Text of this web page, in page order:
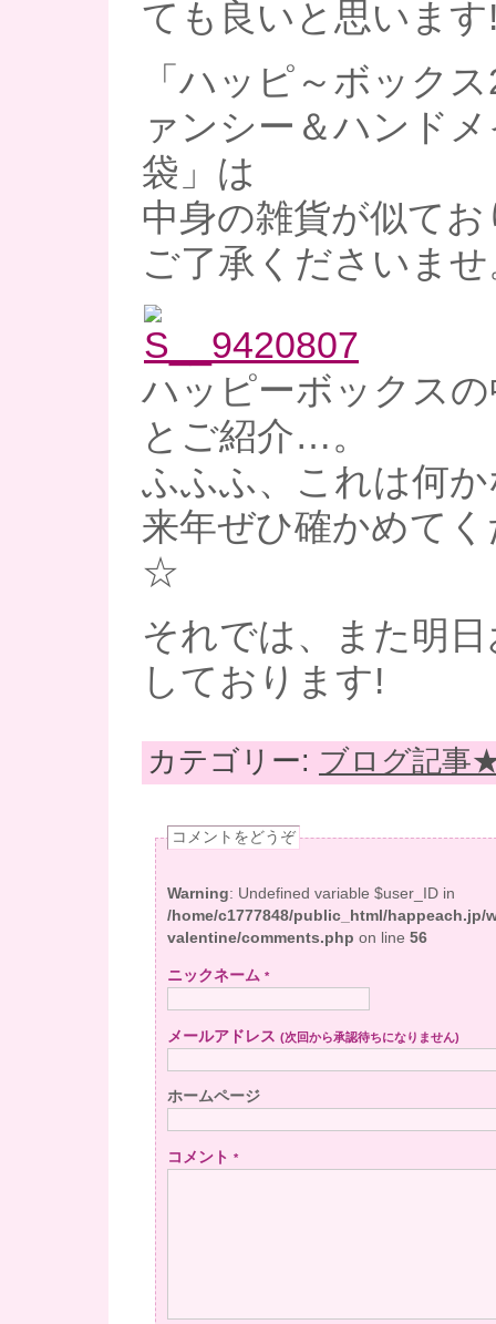
ても良いと思います
「ハッピ～ボック
ァンシー＆ハンド
袋」は
中身の雑貨が似て
ご了承くださいませ
ハッピーボックス
とご紹介…。
ふふふ、これは何
来年ぜひ確かめて
☆
それでは、また明
しております!
カテゴリー: ブログ記事
コメントをどうぞ
Warning
: Undefined variable $user_ID in
/home/c1777848/public_html/happeach.jp/
valentine/comments.php on line 56
ニックネーム *
メールアドレス (次回から承認待ちになりません)
ホームページ
コメント *